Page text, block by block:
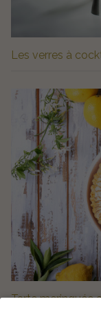
Les verres à
Tarte meringuée